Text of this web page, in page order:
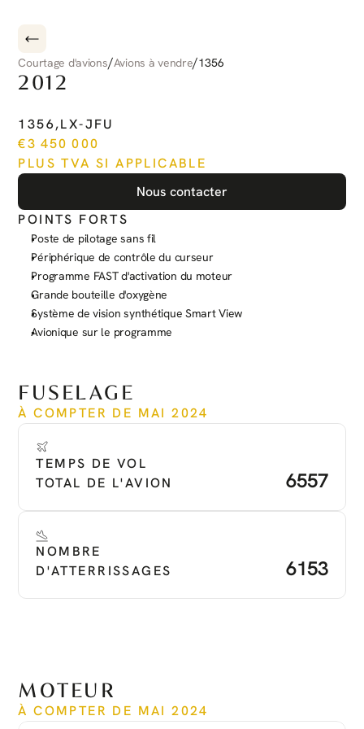
Courtage d'avions/Avions à vendre/1356
2012
PILATUS
1356,LX-JFU
€3 450 000
PLUS TVA SI APPLICABLE
Nous contacter
POINTS FORTS
Poste de pilotage sans fil
Périphérique de contrôle du curseur
Programme FAST d'activation du moteur
Grande bouteille d'oxygène
Système de vision synthétique Smart View
Avionique sur le programme
FUSELAGE
À COMPTER DE MAI 2024
TEMPS DE VOL
TOTAL DE L'AVION
6557
NOMBRE
D'ATTERRISSAGES
6153
MOTEUR
À COMPTER DE MAI 2024